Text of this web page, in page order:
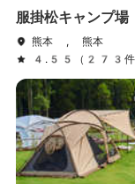
服掛松キャンプ場
熊本 , 熊本
4.55（273件の